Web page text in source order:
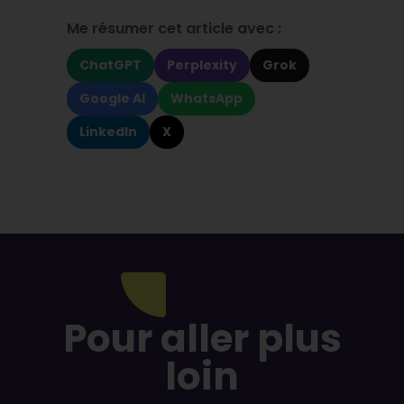
Me résumer cet article avec :
ChatGPT Perplexity
Grok
Google AI
WhatsApp
LinkedIn
X
Pour aller plus
loin